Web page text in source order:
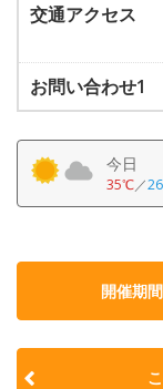
交通アクセス
お問い合わせ1
今日
35℃／
開催期